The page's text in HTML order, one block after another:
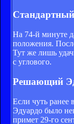
На 74-й минуте
положения.
Тут же лишь
с углового.
Решающий
Если чуть ранее
Эдуардо было
примет 29-го